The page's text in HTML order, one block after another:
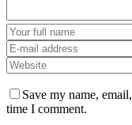
Save my name,
time I comment.